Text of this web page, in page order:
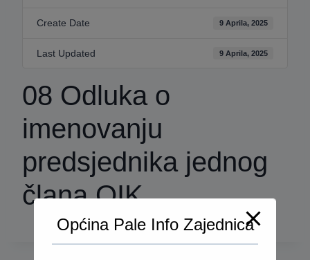
Create Date 9 Aprila, 2025
Last Updated 9 Aprila, 2025
08 Odluka o
imenovanju
predsjednika jednog
člana OIK
Općina Pale Info Zajednica